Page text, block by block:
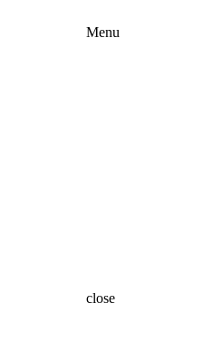
Menu
close